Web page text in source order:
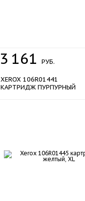
3 161 РУБ.
XEROX 106R01441
КАРТРИДЖ ПУРПУРНЫЙ